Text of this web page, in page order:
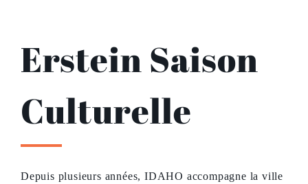
Erstein Saison
Culturelle
Depuis plusieurs années, IDAHO accompagne la ville